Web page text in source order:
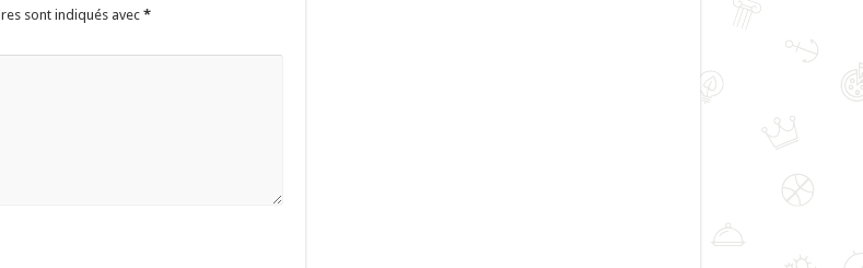
sont indiqués avec *